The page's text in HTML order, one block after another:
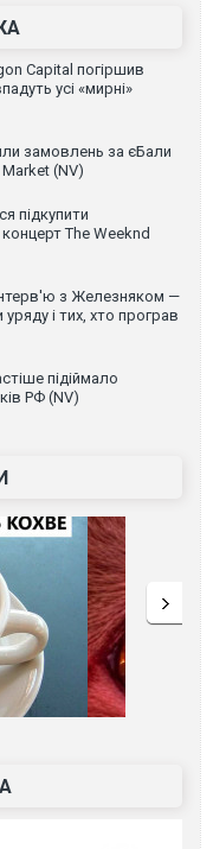
Capital погіршив
усі «мирні»
замовлень за єБали
(NV)
підкупити
The Weeknd
з Железняком —
і тих, хто програв
підіймало
РФ (NV)